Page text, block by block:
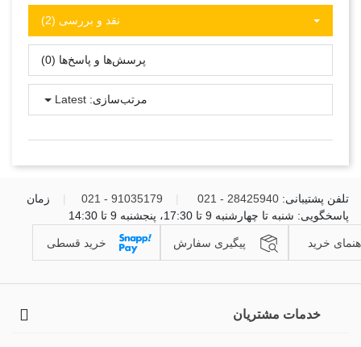
نقد و بررسی‌‌ (2)
پرسش‌ها و پاسخ‌ها (0)
مرتب‌سازی: Latest
تلفن پشتیبانی: 28425940 - 021
91035179 - 021
زمان
پاسخگویی: شنبه تا چهارشنبه 9 تا 17:30، پنجشنبه 9 تا 14:30
خرید پیگیری سفارش خرید قسطی
خدمات مشتریان